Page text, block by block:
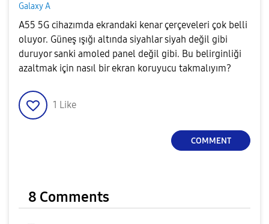
Galaxy A
A55 5G cihazımda ekrandaki kenar çerçeveleri çok belli
oluyor. Güneş ışığı altında siyahlar siyah değil gibi
duruyor sanki amoled panel değil gibi. Bu belirginliği
azaltmak için nasıl bir ekran koruyucu takmalıyım?
1 Like
COMMENT
8 Comments